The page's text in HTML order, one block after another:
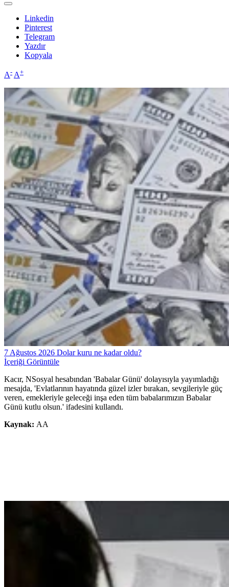
Linkedin
Pinterest
Telegram
Yazdır
Kopyala
A- A+
7 Ağustos 2026 Dolar kuru ne kadar oldu?
İçeriği Görüntüle
Kacır, NSosyal hesabından 'Babalar Günü' dolayısıyla yayımladığı
mesajda, 'Evlatlarının hayatında güzel izler bırakan, sevgileriyle güç
veren, emekleriyle geleceği inşa eden tüm babalarımızın Babalar
Günü kutlu olsun.' ifadesini kullandı.
Kaynak: AA